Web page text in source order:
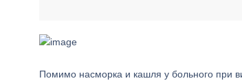
Помимо насморка и кашля у больного при